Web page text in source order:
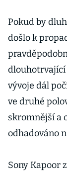
Pokud by
došlo k
dlouhotrvající
vývoje dál
ve druhé
skromnější a
odhadováno
Sony Kapoor